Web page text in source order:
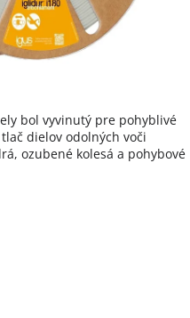
bol vyvinutý pre pohyblivé
dielov odolných voči
ozubené kolesá a pohybové